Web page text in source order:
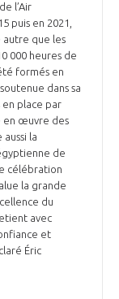
l’Air
puis en 2021,
autre que les
000 heures de
formés en
dans sa
en place par
en œuvre des
la
de
célébration
la grande
du
avec
et
Éric